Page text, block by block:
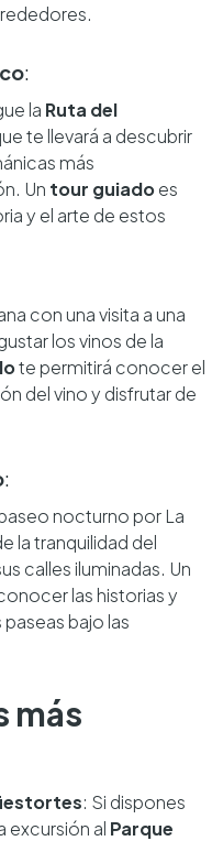
:
la Ruta del
te llevará a descubrir
más
Un tour guiadoes
y el arte de estos
con una visita a una
los vinos de la
te permitirá conocer el
del vino y disfrutar de
:
nocturno por La
la tranquilidad del
calles iluminadas. Un
las historias y
bajo las
más
: Si dispones
excursión al Parque